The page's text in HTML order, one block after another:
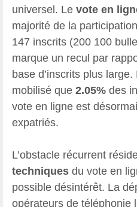
universel. Le vote en
majorité de la
147 inscrits (200 100
marque un recul par
base d’inscrits plus large.
mobilisé que 2.05% des
vote en ligne est
expatriés.
L’obstacle récurrent
techniques du vote en
possible désintérêt. La
opérateurs de téléphonie